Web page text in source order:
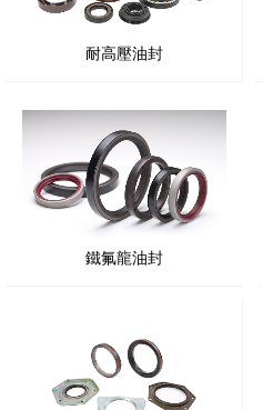
耐高壓油封
鐵氟龍油封